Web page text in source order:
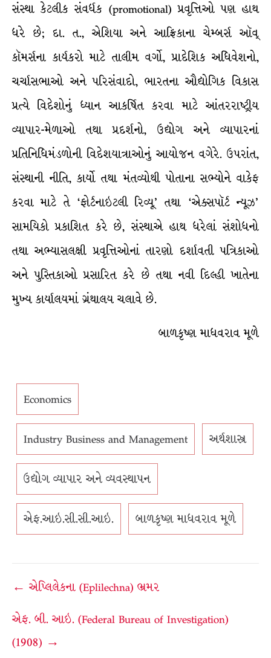
સંસ્થા કેટલીક સંવર્ધક (promotional) પ્રવૃત્તિઓ પણ હાથ
ધરે છે; દા. ત., એશિયા અને આફ્રિકાના ચેમ્બર્સ ઑવ્
કૉમર્સના કાર્યકરો માટે તાલીમ વર્ગો, પ્રાદેશિક અધિવેશનો,
ચર્ચાસભાઓ અને પરિસંવાદો, ભારતના ઔદ્યોગિક વિકાસ
પ્રત્યે વિદેશોનું ધ્યાન આકર્ષિત કરવા માટે આંતરરાષ્ટ્રીય
વ્યાપાર-મેળાઓ તથા પ્રદર્શનો, ઉદ્યોગ અને વ્યાપારનાં
પ્રતિનિધિમંડળોની વિદેશયાત્રાઓનું આયોજન વગેરે. ઉપરાંત,
સંસ્થાની નીતિ, કાર્યો તથા મંતવ્યોથી પોતાના સભ્યોને વાકેફ
કરવા માટે તે ‘ફોર્ટનાઇટલી રિવ્યૂ’ તથા ‘એક્સપૉર્ટ ન્યૂઝ’
સામયિકો પ્રકાશિત કરે છે, સંસ્થાએ હાથ ધરેલાં સંશોધનો
તથા અભ્યાસલક્ષી પ્રવૃત્તિઓનાં તારણો દર્શાવતી પત્રિકાઓ
અને પુસ્તિકાઓ પ્રસારિત કરે છે તથા નવી દિલ્હી ખાતેના
મુખ્ય કાર્યાલયમાં ગ્રંથાલય ચલાવે છે.
બાળકૃષ્ણ માધવરાવ મૂળે
Economics
Industry Business and Management અર્થશાસ્ત્ર
ઉદ્યોગ વ્યાપાર અને વ્યવસ્થાપન
એફ.આઇ.સી.સી.આઇ. બાળકૃષ્ણ માધવરાવ મૂળે
Post
navigation
← એપ્લિલેકના (Eplilechna) ભ્રમર
એફ. બી. આઇ. (Federal Bureau of Investigation)
(1908) →